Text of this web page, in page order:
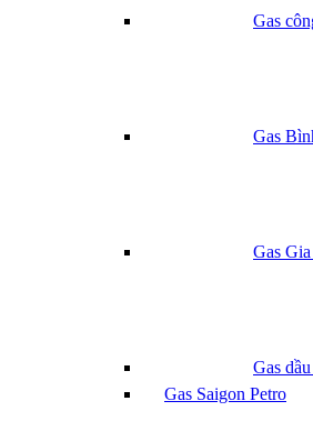
Gas
Gas
Gas
Gas
Gas Saigon Petro